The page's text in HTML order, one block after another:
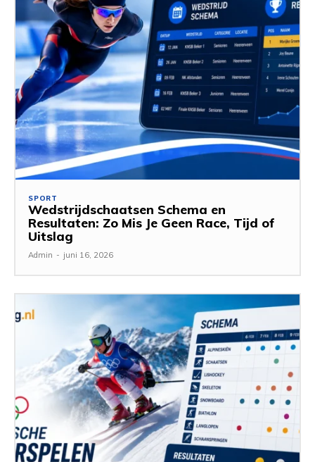
SPORT
Wedstrijdschaatsen Schema en
Resultaten: Zo Mis Je Geen Race, Tijd of
Uitslag
Admin - juni 16, 2026